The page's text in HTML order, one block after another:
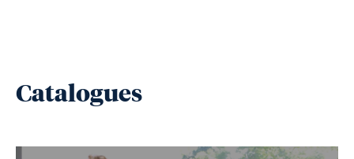
Catalogues